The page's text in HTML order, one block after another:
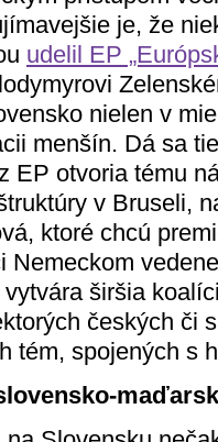
je, že
udelil EP
nielen v
menšín. Dá sa
EP otvoria tému
v Bruseli,
ktoré chcú
Nemeckom
širšia
českých či
tém, spojených s